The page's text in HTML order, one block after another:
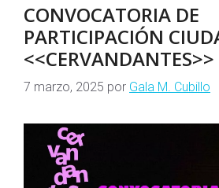
CONVOCATORIA DE
PARTICIPACIÓN
<<CERVANDANTES>>
7 marzo, 2025 por Gala M. Cubillo